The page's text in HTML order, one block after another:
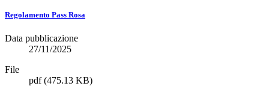
Regolamento Pass Rosa
Data pubblicazione
27/11/2025
File
pdf(475.13 KB)